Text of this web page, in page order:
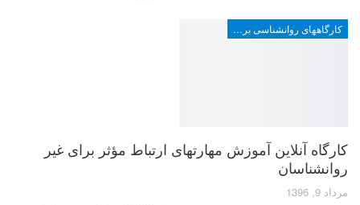
کارگاههای روانشناسی برای عموم
کارگاه آنلاین آموزش مهارتهای ارتباط مؤثر برای غیر
روانشناسان
مرداد 9, 1396